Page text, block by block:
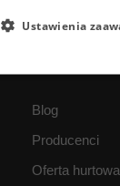
Blog
Producenci
Oferta hurtowa
Ustawienia